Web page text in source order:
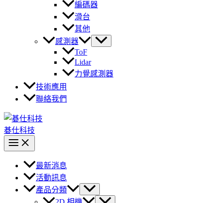
編碼器
滑台
其他
感測器
ToF
Lidar
力覺感測器
技術應用
聯絡我們
碁仕科技
最新消息
活動訊息
產品分類